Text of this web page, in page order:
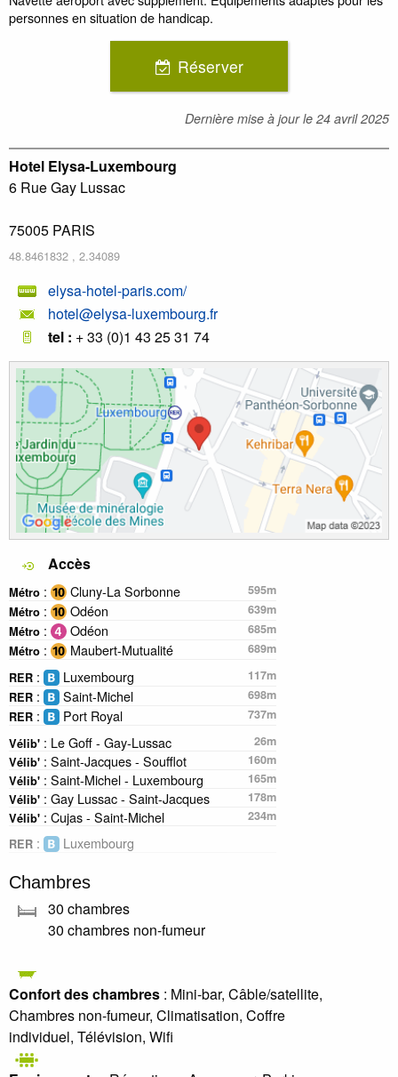
personnes en situation de handicap.
Réserver
Dernière mise à jour le 24 avril 2025
Hotel Elysa-Luxembourg
6 Rue Gay Lussac
75005 PARIS
48.8461832 , 2.34089
elysa-hotel-paris.com/
hotel@elysa-luxembourg.fr
tel : + 33 (0)1 43 25 31 74
Accès
Métro : Cluny-La Sorbonne
595m
Métro : Odéon
639m
Métro : Odéon
685m
Métro : Maubert-Mutualité
689m
RER : Luxembourg
117m
RER : Saint-Michel
698m
RER : Port Royal
737m
Vélib' : Le Goff - Gay-Lussac
26m
Vélib' : Saint-Jacques - Soufflot
160m
Vélib' : Saint-Michel - Luxembourg
165m
Vélib' : Gay Lussac - Saint-Jacques
178m
Vélib' : Cujas - Saint-Michel
234m
RER : Luxembourg
Chambres
30 chambres
30 chambres non-fumeur
Confort des chambres : Mini-bar, Câble/satellite,
Chambres non-fumeur, Climatisation, Coffre
individuel, Télévision, Wifi